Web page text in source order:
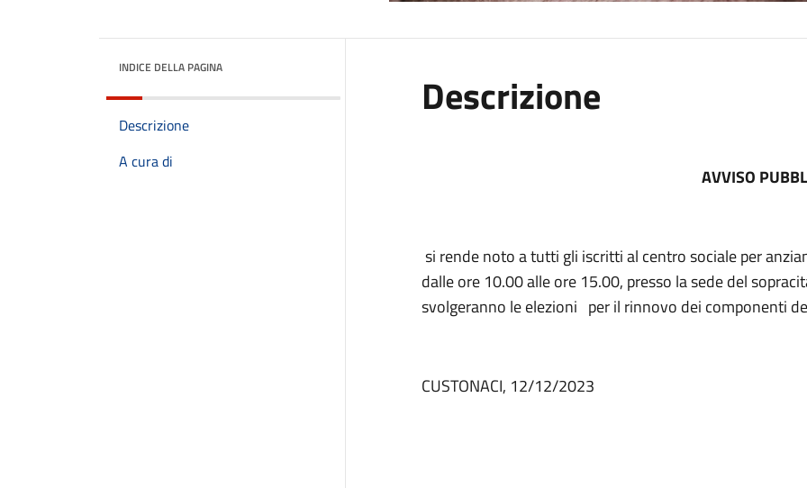
INDICE DELLA PAGINA
Descrizione
A cura di
Descrizione
AVVISO
si rende noto a tutti gli iscritti al centro sociale per
dalle ore 10.00 alle ore 15.00, presso la sede del
svolgeranno le elezioni per il rinnovo dei componenti
CUSTONACI, 12/12/2023